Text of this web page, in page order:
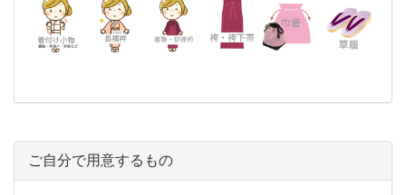
ご自分で用意するもの